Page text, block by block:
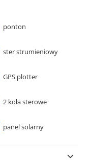
ponton
ster strumieniowy
GPS plotter
2 koła sterowe
panel solarny